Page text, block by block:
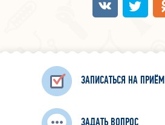
ЗАПИСАТЬСЯ НА ПРИЁМ